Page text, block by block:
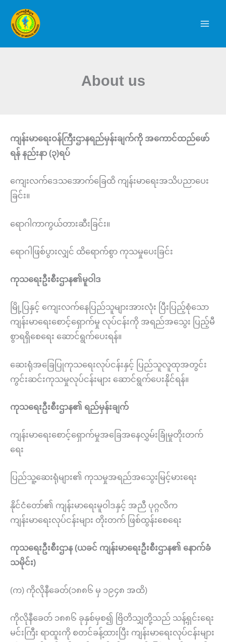
content
About us
ကျန်းမာရေးဝန်ကြီးဌာနရည်မှန်းချက်ကို အကောင်ထည်ဖော်
ရန် နည်းနာ (၃)ရပ်
ကျေးလက်ဒေသအောက်ခြေထိ ကျန်းမာရေးအသိပညာပေး
ခြင်း။
ရောဂါကာကွယ်တားဆီးခြင်း။
ရောဂါဖြစ်ပွားလျှင် ထိရောက်စွာ ကုသမှုပေးခြင်း
ကုသရေးဦးစီးဌာန၏မူဝါဒ
မြို့ပြနှင့် ကျေးလက်နေပြည်သူများအားလုံး ပြီးပြည့်စုံသော
ကျန်းမာရေးစောင့်ရှောက်မှု လုပ်ငန်းကို အရည်အသွေး ပြည့်မီ
စွာရရှိစေရေး ဆောင်ရွက်ပေးရန်။
ဆေးရုံအခြေပြုကုသရေးလုပ်ငန်းနှင့် ပြည်သူလူထုအတွင်း
ကွင်းဆင်းကုသမှုလုပ်ငန်းများ ဆောင်ရွက်ပေးနိုင်ရန်။
ကုသရေးဦးစီးဌာန၏ ရည်မှန်းချက်
ကျန်းမာရေးစောင့်ရှောက်မှုအခြေအနေလွှမ်းခြုံမှုတိုးတက်
ရေး
ပြည်သူ့ဆေးရုံများ၏ ကုသမှုအရည်အသွေးမြင့်မားရေး
နိုင်ငံတော်၏ ကျန်းမာရေးမူဝါဒနှင့် အညီ ပုဂ္ဂလိက
ကျန်းမာရေးလုပ်ငန်းများ တိုးတက် ဖြစ်ထွန်းစေရေး
ကုသရေးဦးစီးဌာန (ယခင် ကျန်းမာရေးဦးစီးဌာန၏ နောက်ခံ
သမိုင်း)
(က) ကိုလိုနီခေတ်(၁၈၈၆ မှ ၁၉၄၈ အထိ)
ကိုလိုနီခေတ် ၁၈၈၆ ခုနှစ်မှစ၍ ဗြိတိသျှတို့သည် သန့်ရှင်းရေး
မင်းကြီး ရာထူးကို စတင်ခန့်ထားပြီး ကျန်းမာရေးလုပ်ငန်းများ